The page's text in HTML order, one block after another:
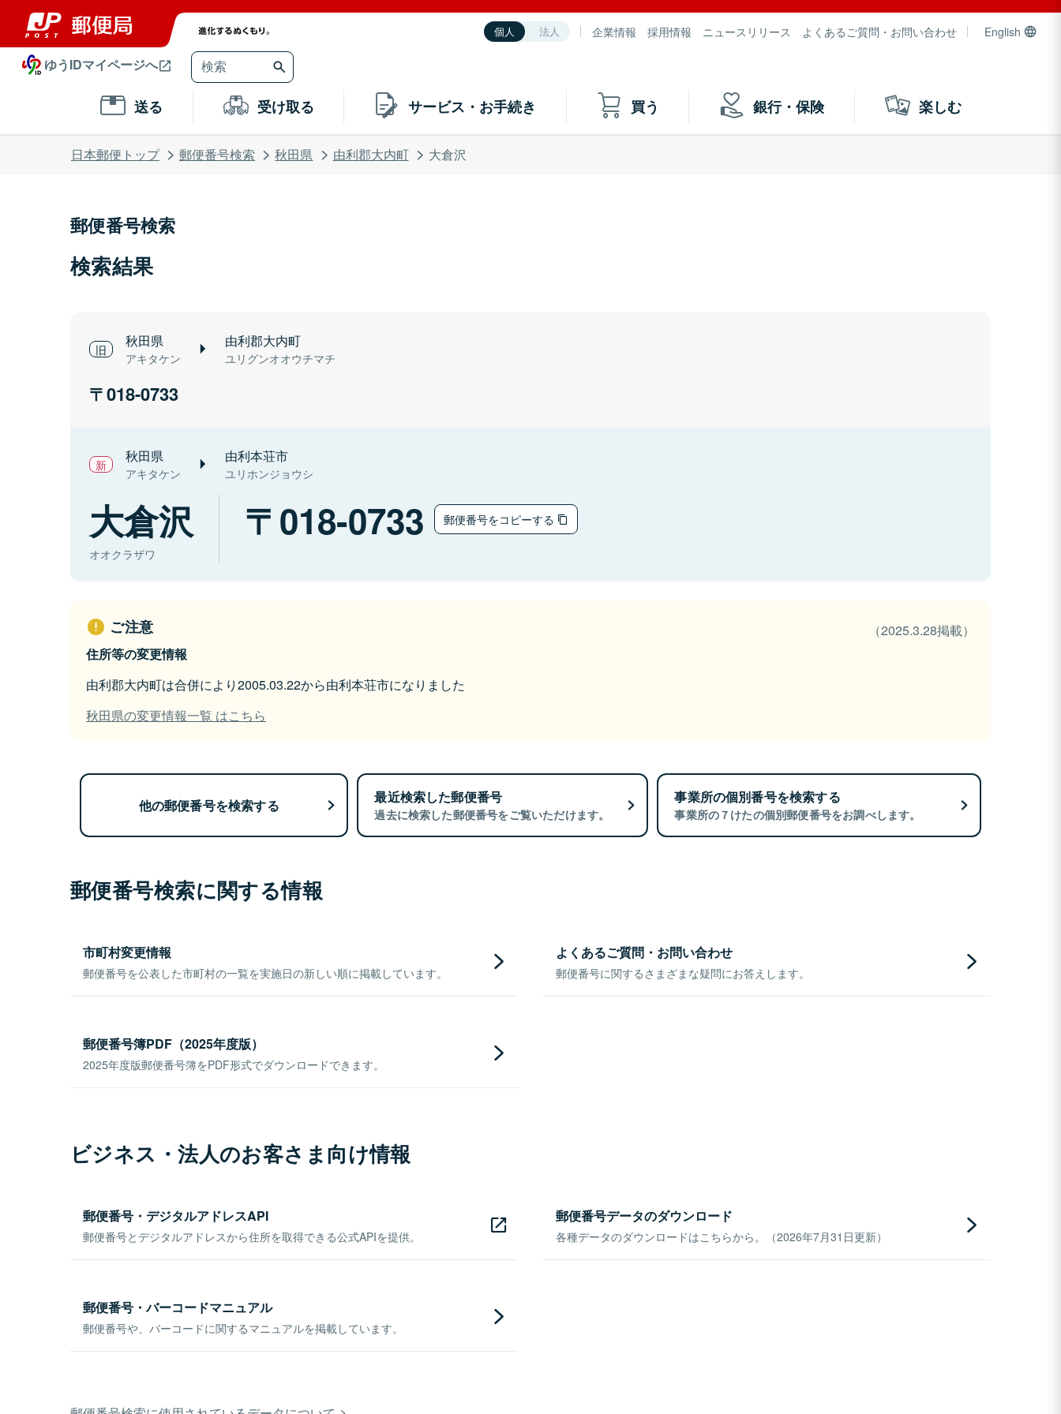
個人 法人 企業情報 採用情報 ニュースリリース よくあるご質問・お問い合わせ English
ゆうIDマイページへ
送る 受け取る サービス・お手続き 買う 銀行・保険 楽しむ
日本郵便トップ 郵便番号検索 秋田県 由利郡大内町 大倉沢
郵便番号検索
検索結果
秋田県
アキタケン
由利郡大内町
ユリグンオオウチマチ
018-0733
秋田県
アキタケン
由利本荘市
ユリホンジョウシ
大倉沢
オオクラザワ
018-0733 郵便番号をコピーする
ご注意
（2025.3.28掲載）
住所等の変更情報
由利郡大内町は合併により2005.03.22から由利本荘市になりました
秋田県の変更情報一覧 はこちら
他の郵便番号を検索する 最近検索した郵便番号
過去に検索した郵便番号をご覧いただけます。
事業所の個別番号を検索する
事業所の７けたの個別郵便番号をお調べします。
郵便番号検索に関する情報
市町村変更情報
郵便番号を公表した市町村の一覧を実施日の新しい順に掲載しています。
よくあるご質問・お問い合わせ
郵便番号に関するさまざまな疑問にお答えします。
郵便番号簿PDF（2025年度版）
2025年度版郵便番号簿をPDF形式でダウンロードできます。
ビジネス・法人のお客さま向け情報
郵便番号・デジタルアドレスAPI
郵便番号とデジタルアドレスから住所を取得できる公式APIを提供。
郵便番号データのダウンロード
各種データのダウンロードはこちらから。（2026年7月31日更新）
郵便番号・バーコードマニュアル
郵便番号や、バーコードに関するマニュアルを掲載しています。